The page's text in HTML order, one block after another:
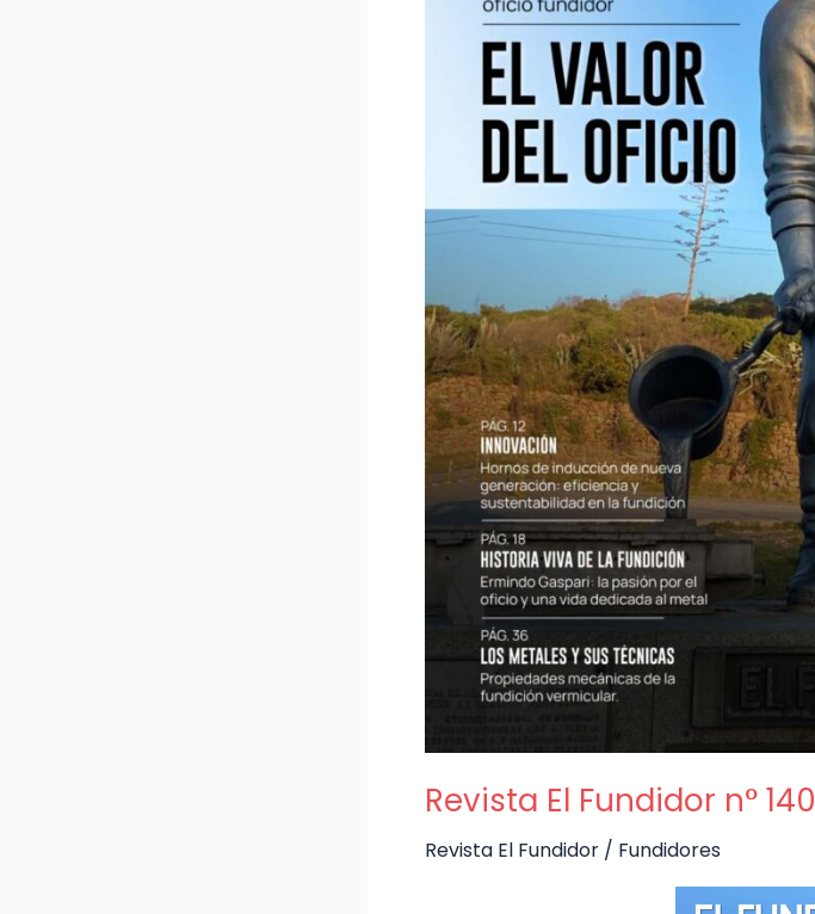
Revista El Fundidor n° 140
Revista El Fundidor / Fundidores